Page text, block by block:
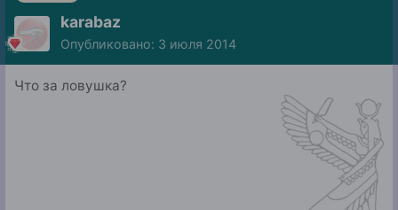
karabaz
Опубликовано: 3 июля 2014
Что за ловушка?